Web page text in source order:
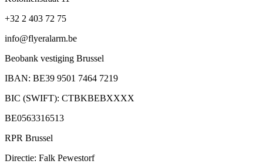
+32 2 403 72 75
info@flyeralarm.be
Beobank vestiging Brussel
IBAN: BE39 9501 7464 7219
BIC (SWIFT): CTBKBEBXXXX
BE0563316513
RPR Brussel
Directie: Falk Pewestorf